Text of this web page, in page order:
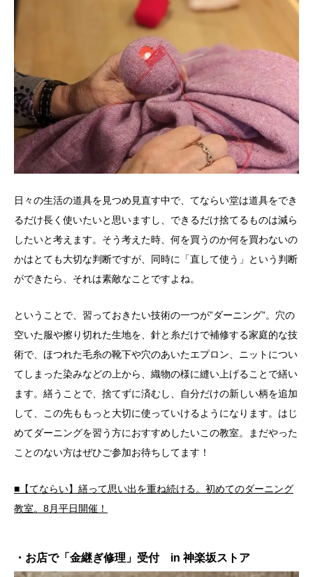
日々の生活の道具を見つめ見直す中で、てならい堂は道具をでき
るだけ長く使いたいと思いますし、できるだけ捨てるものは減ら
したいと考えます。そう考えた時、何を買うのか何を買わないの
かはとても大切な判断ですが、同時に「直して使う」という判断
ができたら、それは素敵なことですよね。
ということで、習っておきたい技術の一つが”ダーニング”。穴の
空いた服や擦り切れた生地を、針と糸だけで補修する家庭的な技
術で、ほつれた毛糸の靴下や穴のあいたエプロン、ニットについ
てしまった染みなどの上から、織物の様に縫い上げることで繕い
ます。繕うことで、捨てずに済むし、自分だけの新しい柄を追加
して、この先ももっと大切に使っていけるようになります。はじ
めてダーニングを習う方におすすめしたいこの教室。まだやった
ことのない方はぜひご参加お待ちしてます！
■【てならい】繕って思い出を重ね続ける。初めてのダーニング
教室。8月平日開催！
・お店で「金継ぎ修理」受付 in 神楽坂ストア